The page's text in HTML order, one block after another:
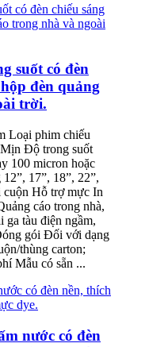
suốt có đèn
đèn quảng
trời.
Loại phim chiếu
Độ trong suốt
100 micron hoặc
17”, 18”, 22”,
cuộn Hỗ trợ mực In
cáo trong nhà,
ga tàu điện ngầm,
gói Đối với dạng
thùng carton;
Mẫu có sẵn ...
nước có đèn